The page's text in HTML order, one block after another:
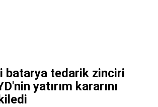
batarya tedarik zinciri
yatırım kararını